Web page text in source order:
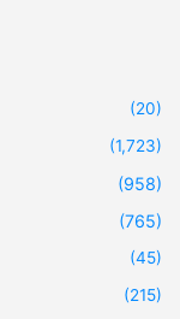
(20)
(1,723)
(958)
(765)
(45)
(215)